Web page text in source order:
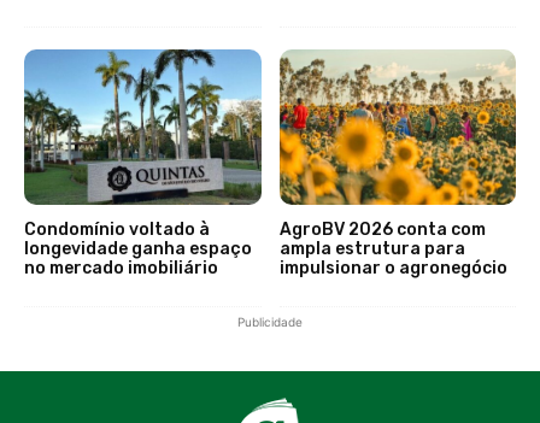
Condomínio voltado à
longevidade ganha espaço
no mercado imobiliário
AgroBV 2026 conta com
ampla estrutura para
impulsionar o agronegócio
Publicidade